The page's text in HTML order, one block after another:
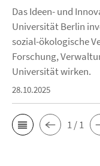
Das Ideen- und
Universität Berlin
sozial-ökologische
Forschung,
Universität wirken.
28.10.2025
1 / 1